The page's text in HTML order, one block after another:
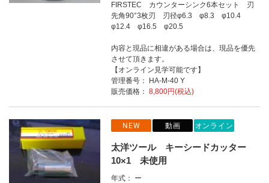
FIRSTEC カウンターシンク6本セット 刃
先角90°3枚刃 刃径φ6.3 φ8.3 φ10.4
φ12.4 φ16.5 φ20.5
内容と現品に相違がある場合は、現品を優先
させて頂きます。
【オンライン見学可能です】
管理番号： HA-M-40 Y
販売価格：8,800円(税込)
NEW 動画 オンライン
太洋ツール キーシードカッター
10×1 未使用
年式： ー